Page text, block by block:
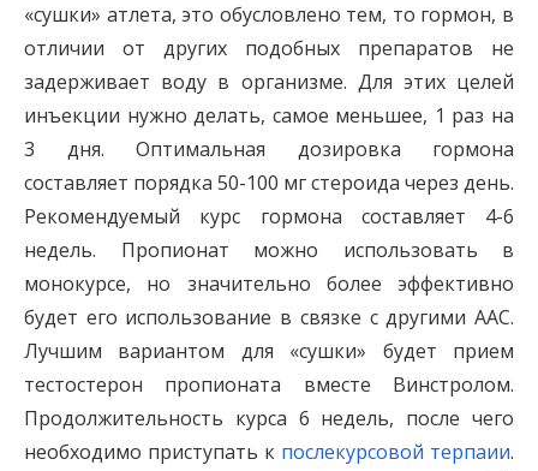
«сушки» атлета, это обусловлено тем, то гормон, в
отличии от других подобных препаратов не
задерживает воду в организме. Для этих целей
инъекции нужно делать, самое меньшее, 1 раз на
3 дня. Оптимальная дозировка гормона
составляет порядка 50-100 мг стероида через день.
Рекомендуемый курс гормона составляет 4-6
недель. Пропионат можно использовать в
монокурсе, но значительно более эффективно
будет его использование в связке с другими ААС.
Лучшим вариантом для «сушки» будет прием
тестостерон пропионата вместе Винстролом.
Продолжительность курса 6 недель, после чего
необходимо приступать к послекурсовой терпаии.